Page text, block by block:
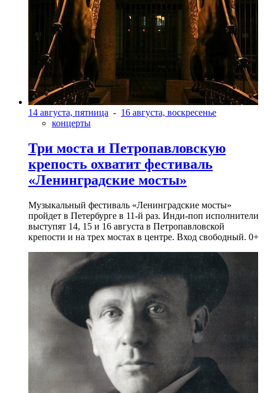
14 августа, пятница - 16 августа, воскресенье
концерты
Три моста и Петропавловскую
крепость охватит фестиваль
«Ленинградские мосты»
Музыкальный фестиваль «Ленинградские мосты»
пройдет в Петербурге в 11-й раз. Инди-поп исполнители
выступят 14, 15 и 16 августа в Петропавловской
крепости и на трех мостах в центре. Вход свободный. 0+